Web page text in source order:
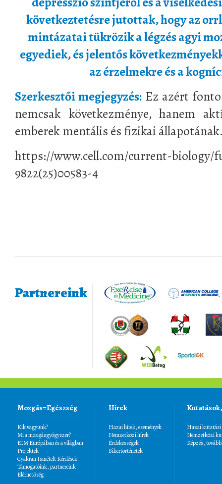
következtetésre jutottak, hogy az
mintázatai tükrözik a légzés agyi
egyediek, és jelentős
az érzelmekre és a
Szerkesztői megjegyzés: Ez azért
nemcsak következménye, hanem
emberek mentális és fizikai
https://www.cell.com/current-biology/
9822(25)00583-4
Partnereink
Mozgás=Egészség
Kik vagyunk?
Mi a mozgásgyógyszer?
EIM Európában és a világban
Projektek
Gyakran Ismételt Kérdések
Támogatóink, partnereink
Elérhetőség
Hírek
Hazai hírek, események
Nemzetközi hírek
Érdekességek
Sikertörténetek
Hazai kutatási
Nemzetközi
Képzés,